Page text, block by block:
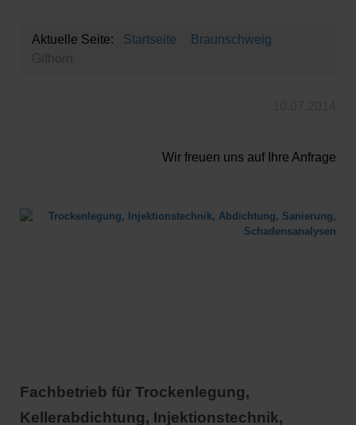
Aktuelle Seite: Startseite
Braunschweig
Gifhorn
Wir freuen uns auf Ihre Anfrage
Fachbetrieb für Trockenlegung,
Kellerabdichtung, Injektionstechnik,